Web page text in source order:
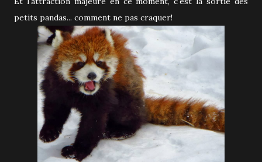
petits pandas... comment ne pas craquer!